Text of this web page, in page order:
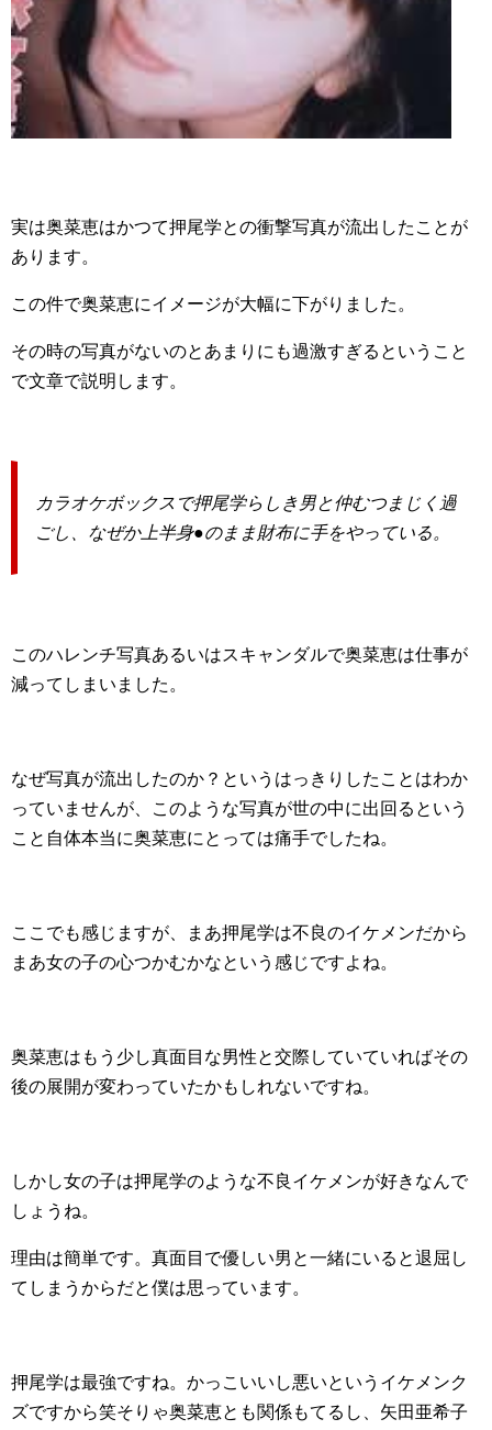
実は奥菜恵はかつて押尾学との衝撃写真が流出したことが
あります。
この件で奥菜恵にイメージが大幅に下がりました。
その時の写真がないのとあまりにも過激すぎるということ
で文章で説明します。
カラオケボックスで押尾学らしき男と仲むつまじく過
ごし、なぜか上半身●のまま財布に手をやっている。
このハレンチ写真あるいはスキャンダルで奥菜恵は仕事が
減ってしまいました。
なぜ写真が流出したのか？というはっきりしたことはわか
っていませんが、このような写真が世の中に出回るという
こと自体本当に奥菜恵にとっては痛手でしたね。
ここでも感じますが、まあ押尾学は不良のイケメンだから
まあ女の子の心つかむかなという感じですよね。
奥菜恵はもう少し真面目な男性と交際していていればその
後の展開が変わっていたかもしれないですね。
しかし女の子は押尾学のような不良イケメンが好きなんで
しょうね。
理由は簡単です。真面目で優しい男と一緒にいると退屈し
てしまうからだと僕は思っています。
押尾学は最強ですね。かっこいいし悪いというイケメンク
ズですから笑そりゃ奥菜恵とも関係もてるし、矢田亜希子